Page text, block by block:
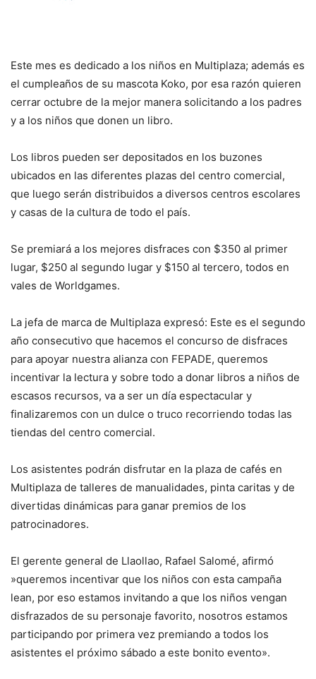
Este mes es dedicado a los niños en Multiplaza; además es
el cumpleaños de su mascota Koko, por esa razón quieren
cerrar octubre de la mejor manera solicitando a los padres
y a los niños que donen un libro.
Los libros pueden ser depositados en los buzones
ubicados en las diferentes plazas del centro comercial,
que luego serán distribuidos a diversos centros escolares
y casas de la cultura de todo el país.
Se premiará a los mejores disfraces con $350 al primer
lugar, $250 al segundo lugar y $150 al tercero, todos en
vales de Worldgames.
La jefa de marca de Multiplaza expresó: Este es el segundo
año consecutivo que hacemos el concurso de disfraces
para apoyar nuestra alianza con FEPADE, queremos
incentivar la lectura y sobre todo a donar libros a niños de
escasos recursos, va a ser un día espectacular y
finalizaremos con un dulce o truco recorriendo todas las
tiendas del centro comercial.
Los asistentes podrán disfrutar en la plaza de cafés en
Multiplaza de talleres de manualidades, pinta caritas y de
divertidas dinámicas para ganar premios de los
patrocinadores.
El gerente general de Llaollao, Rafael Salomé, afirmó
»queremos incentivar que los niños con esta campaña
lean, por eso estamos invitando a que los niños vengan
disfrazados de su personaje favorito, nosotros estamos
participando por primera vez premiando a todos los
asistentes el próximo sábado a este bonito evento».